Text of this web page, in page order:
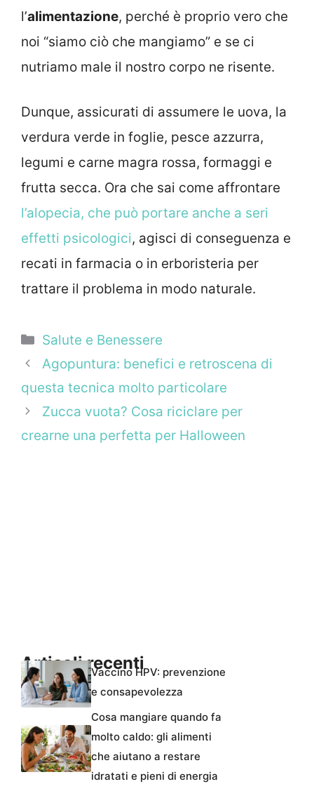
l’alimentazione, perché è proprio vero che
noi “siamo ciò che mangiamo” e se ci
nutriamo male il nostro corpo ne risente.
Dunque, assicurati di assumere le uova, la
verdura verde in foglie, pesce azzurra,
legumi e carne magra rossa, formaggi e
frutta secca. Ora che sai come affrontare
l’alopecia, che può portare anche a seri
effetti psicologici, agisci di conseguenza e
recati in farmacia o in erboristeria per
trattare il problema in modo naturale.
Categorie
Salute e Benessere
Agopuntura: benefici e retroscena di
questa tecnica molto particolare
Zucca vuota? Cosa riciclare per
crearne una perfetta per Halloween
Articoli recentiVaccino HPV: prevenzione
e consapevolezza
Cosa mangiare quando fa
molto caldo: gli alimenti
che aiutano a restare
idratati e pieni di energia